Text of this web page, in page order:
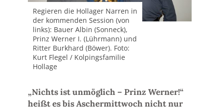
Regieren die Hollager Narren in
der kommenden Session (von
links): Bauer Albin (Sonneck),
Prinz Werner I. (Lührmann) und
Ritter Burkhard (Böwer). Foto:
Kurt Flegel / Kolpingsfamilie
Hollage
„Nichts ist unmöglich – Prinz Werner!“
heißt es bis Aschermittwoch nicht nur